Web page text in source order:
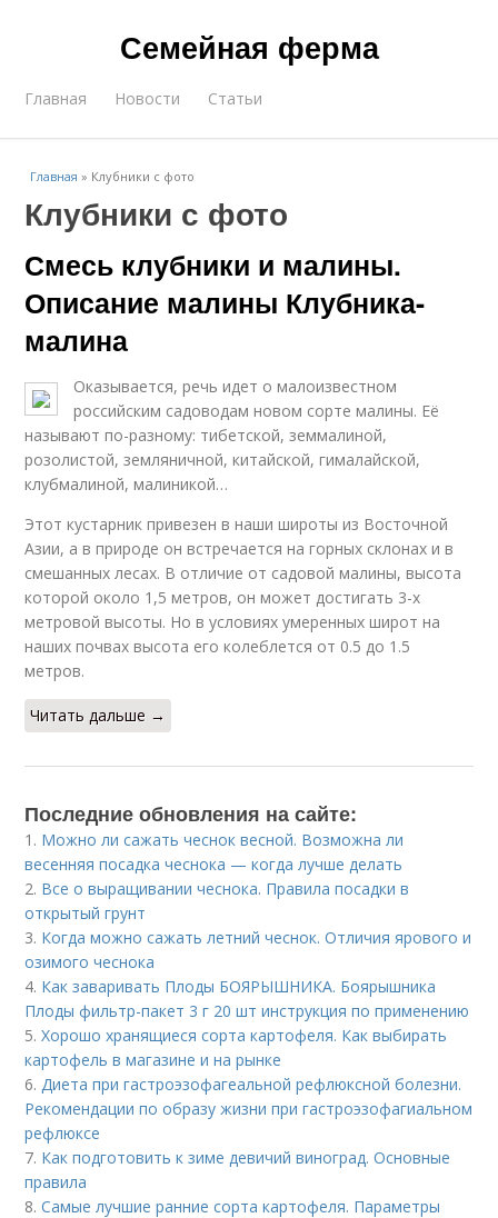
Семейная ферма
Главная Новости Статьи
Главная » Клубники с фото
Клубники с фото
Смесь клубники и малины.
Описание малины Клубника-
малина
Оказывается, речь идет о малоизвестном
российским садоводам новом сорте малины. Её
называют по-разному: тибетской, земмалиной,
розолистой, земляничной, китайской, гималайской,
клубмалиной, малиникой…
Этот кустарник привезен в наши широты из Восточной
Азии, а в природе он встречается на горных склонах и в
смешанных лесах. В отличие от садовой малины, высота
которой около 1,5 метров, он может достигать 3-х
метровой высоты. Но в условиях умеренных широт на
наших почвах высота его колеблется от 0.5 до 1.5
метров.
Читать дальше →
Последние обновления на сайте:
1. Можно ли сажать чеснок весной. Возможна ли
весенняя посадка чеснока — когда лучше делать
2. Все о выращивании чеснока. Правила посадки в
открытый грунт
3. Когда можно сажать летний чеснок. Отличия ярового и
озимого чеснока
4. Как заваривать Плоды БОЯРЫШНИКА. Боярышника
Плоды фильтр-пакет 3 г 20 шт инструкция по применению
5.Хорошо хранящиеся сорта картофеля. Как выбирать
картофель в магазине и на рынке
6.Диета при гастроэзофагеальной рефлюксной болезни.
Рекомендации по образу жизни при гастроэзофагиальном
рефлюксе
7. Как подготовить к зиме девичий виноград. Основные
правила
8.Самые лучшие ранние сорта картофеля. Параметры